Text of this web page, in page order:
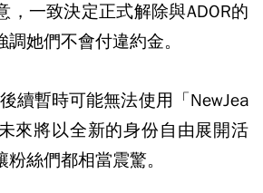
，一致決定正式解除與ADOR的
她們不會付違約金。
續暫時可能無法使用「NewJea
來將以全新的身份自由展開活
絲們都相當震驚。